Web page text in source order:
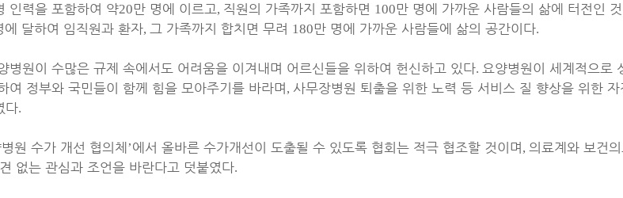
인력을 포함하여 약20만 명에 이르고, 직원의 가족까지 포함하면 100만 명에 가까운 사람들의 삶에 터전인
에 달하여 임직원과 환자, 그 가족까지 합치면 무려 180만 명에 가까운 사람들에 삶의 공간이다.
병원이 수많은 규제 속에서도 어려움을 이겨내며 어르신들을 위하여 헌신하고 있다. 요양병원이 세계적으로
여 정부와 국민들이 함께 힘을 모아주기를 바라며 , 사무장병원 퇴출을 위한 노력 등 서비스 질 향상을 위한
다.
원 수가 개선 협의체 ’에서 올바른 수가개선이 도출될 수 있도록 협회는 적극 협조할 것이며 , 의료계와 보건
없는 관심과 조언을 바란다고 덧붙였다.